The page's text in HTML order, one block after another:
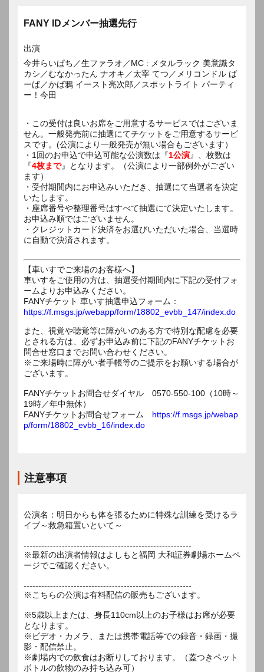
FANY IDメンバー抽選先行
出演
今井らいぱち／生ファラオ／MC : メタルラック 美意識タ
カシ／むなかったん ナオキ／太宰 てつ／メリコンドル ば
ーば／かば鴉 イースト亮次郎／スポットライト パーティ
ー！今田
・この受付は良いお席をご用意するサービスではございま
せん。一般発売前に抽選にてチケットをご用意するサービ
スです。(公演により一般発売が無い場合もございます）
・1回のお申込で申込可能な公演数は『1公演』、枚数は
『4枚まで』となります。（公演により一部例外がござい
ます）
・受付期間内にお申込みいただき、抽選にて当選者を決定
いたします。
・座席番号や整理番号はすべて抽選にて決定いたします。
お申込み順ではございません。
・クレジットカード決済をお選びいただいた場合、当選時
に自動で決済されます。
【車いすでご来場のお客様へ】
車いすをご使用の方は、抽選受付期間内に下記の受付フォ
ームよりお申込みください。
FANYチケット 車いす抽選申込フォーム：
https://f.msgs.jp/webapp/form/18802_evbb_147/index.do
また、視覚や聴覚等に障がいのある方で特別な配慮を必要
とされる方は、必ずお申込み前に下記のFANYチケットお
問合せ窓口までお問い合わせください。
※ご来場時に障がい者手帳等のご提示をお願いする場合が
ございます。
FANYチケットお問合せダイヤル 0570-550-100（10時～
19時／年中無休）
FANYチケットお問合せフォーム https://f.msgs.jp/webap
p/form/18802_evbb_16/index.do
注意事項
公演名：明日からも体を張るために特殊な訓練を受けるラ
イブ～救急箱置いといて～
---------------------------------------------------------
※最新の出演者情報はよしもと福岡 大和証券劇場ホームペ
ージでご確認ください。
---------------------------------------------------------
※こちらの公演は有料配信の販売もございます。
※5歳以上または、身長110cm以上のお子様はお席が必要
となります。
※ビデオ・カメラ、または携帯電話等での録音・録画・撮
影・配信禁止。
※劇場内での飲食はお断りしております。（蓋つきペット
ボトルの飲物のみ持ち込み可）